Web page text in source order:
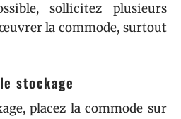
sollicitez plusieurs
la commode, surtout
stockage
placez la commode sur